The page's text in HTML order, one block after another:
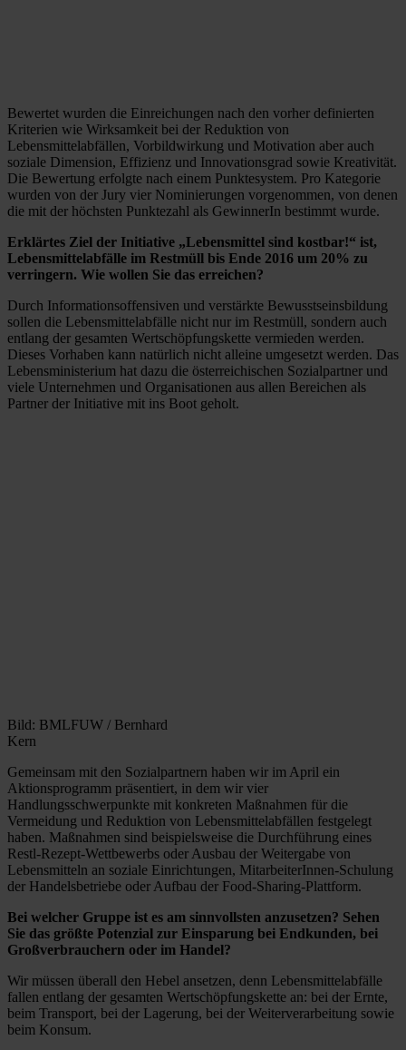
Bewertet wurden die Einreichungen nach den vorher definierten
Kriterien wie Wirksamkeit bei der Reduktion von
Lebensmittelabfällen, Vorbildwirkung und Motivation aber auch
soziale Dimension, Effizienz und Innovationsgrad sowie Kreativität.
Die Bewertung erfolgte nach einem Punktesystem. Pro Kategorie
wurden von der Jury vier Nominierungen vorgenommen, von denen
die mit der höchsten Punktezahl als GewinnerIn bestimmt wurde.
Erklärtes Ziel der Initiative „Lebensmittel sind kostbar!“ ist,
Lebensmittelabfälle im Restmüll bis Ende 2016 um 20% zu
verringern. Wie wollen Sie das erreichen?
Durch Informationsoffensiven und verstärkte Bewusstseinsbildung
sollen die Lebensmittelabfälle nicht nur im Restmüll, sondern auch
entlang der gesamten Wertschöpfungskette vermieden werden.
Dieses Vorhaben kann natürlich nicht alleine umgesetzt werden. Das
Lebensministerium hat dazu die österreichischen Sozialpartner und
viele Unternehmen und Organisationen aus allen Bereichen als
Partner der Initiative mit ins Boot geholt.
Bild: BMLFUW / Bernhard
Kern
Gemeinsam mit den Sozialpartnern haben wir im April ein
Aktionsprogramm präsentiert, in dem wir vier
Handlungsschwerpunkte mit konkreten Maßnahmen für die
Vermeidung und Reduktion von Lebensmittelabfällen festgelegt
haben. Maßnahmen sind beispielsweise die Durchführung eines
Restl-Rezept-Wettbewerbs oder Ausbau der Weitergabe von
Lebensmitteln an soziale Einrichtungen, MitarbeiterInnen-Schulung
der Handelsbetriebe oder Aufbau der Food-Sharing-Plattform.
Bei welcher Gruppe ist es am sinnvollsten anzusetzen? Sehen
Sie das größte Potenzial zur Einsparung bei Endkunden, bei
Großverbrauchern oder im Handel?
Wir müssen überall den Hebel ansetzen, denn Lebensmittelabfälle
fallen entlang der gesamten Wertschöpfungskette an: bei der Ernte,
beim Transport, bei der Lagerung, bei der Weiterverarbeitung sowie
beim Konsum.